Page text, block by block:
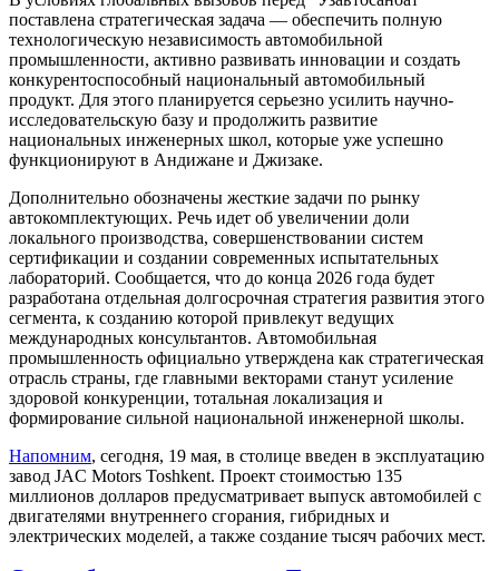
поставлена стратегическая задача — обеспечить полную
технологическую независимость автомобильной
промышленности, активно развивать инновации и создать
конкурентоспособный национальный автомобильный
продукт. Для этого планируется серьезно усилить научно-
исследовательскую базу и продолжить развитие
национальных инженерных школ, которые уже успешно
функционируют в Андижане и Джизаке.
Дополнительно обозначены жесткие задачи по рынку
автокомплектующих. Речь идет об увеличении доли
локального производства, совершенствовании систем
сертификации и создании современных испытательных
лабораторий. Сообщается, что до конца 2026 года будет
разработана отдельная долгосрочная стратегия развития этого
сегмента, к созданию которой привлекут ведущих
международных консультантов. Автомобильная
промышленность официально утверждена как стратегическая
отрасль страны, где главными векторами станут усиление
здоровой конкуренции, тотальная локализация и
формирование сильной национальной инженерной школы.
Напомним, сегодня, 19 мая, в столице введен в эксплуатацию
завод JAC Motors Toshkent. Проект стоимостью 135
миллионов долларов предусматривает выпуск автомобилей с
двигателями внутреннего сгорания, гибридных и
электрических моделей, а также создание тысяч рабочих мест.